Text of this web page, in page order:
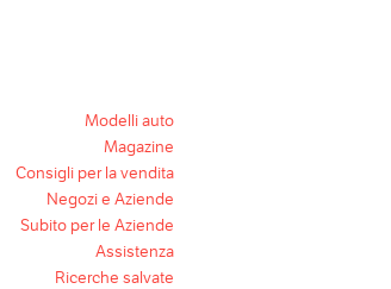
Modelli auto
Magazine
Consigli per la vendita
Negozi e Aziende
Subito per le Aziende
Assistenza
Ricerche salvate